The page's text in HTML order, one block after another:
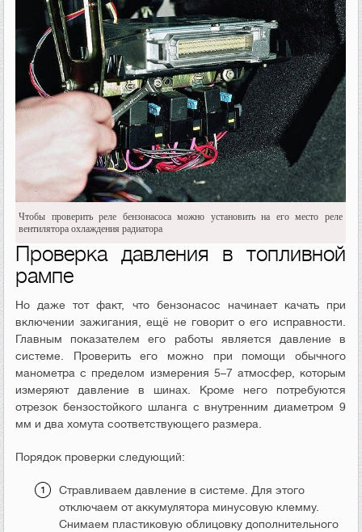
Чтобы проверить реле бензонасоса можно установить на его место реле
вентилятора охлаждения радиатора
Проверка давления в топливной
рампе
Но даже тот факт, что бензонасос начинает качать при
включении зажигания, ещё не говорит о его исправности.
Главным показателем его работы является давление в
системе. Проверить его можно при помощи обычного
манометра с пределом измерения 5–7 атмосфер, которым
измеряют давление в шинах. Кроме него потребуются
отрезок бензостойкого шланга с внутренним диаметром 9
мм и два хомута соответствующего размера.
Порядок проверки следующий:
Стравливаем давление в системе. Для этого
отключаем от аккумулятора минусовую клемму.
Снимаем пластиковую облицовку дополнительного